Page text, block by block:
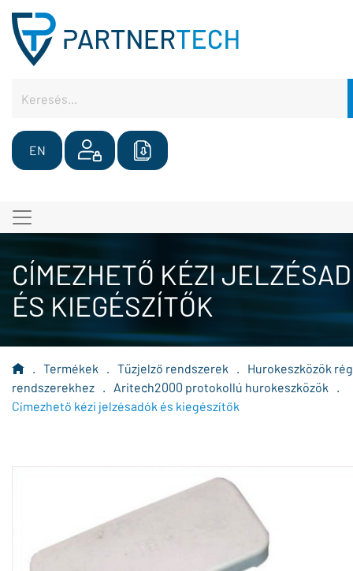
EN
CÍMEZHETŐ KÉZI
ÉS KIEGÉSZÍTŐK
. Termékek . Tűzjelző rendszerek .
Hurokeszközök
rendszerekhez . Aritech2000 protokollú hurokeszközök
.
Címezhető kézi jelzésadók és kiegészítők